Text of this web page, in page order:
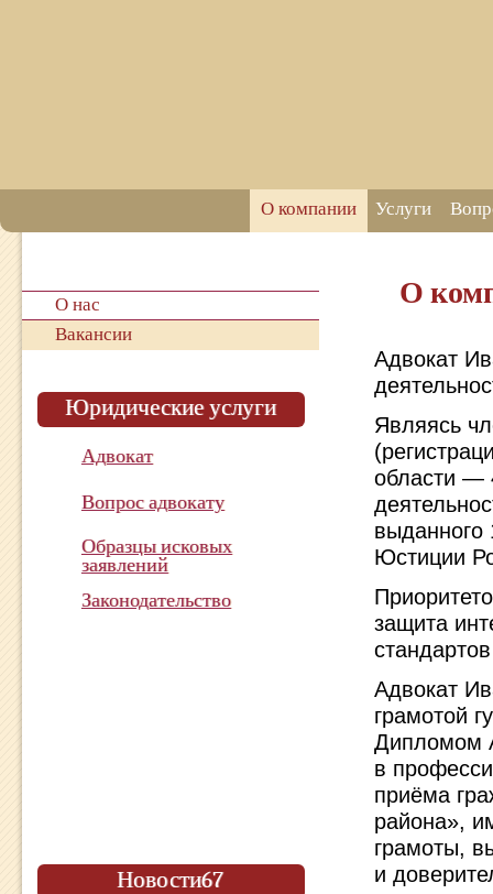
О компании Услуги
О нас
Вакансии
Юридические услуги
Адвокат
Вопрос адвокату
Образцы исковых
заявлений
Законодательство
Новости67
О
Адвокат
Являясь
области —
выданного
Юстиции
защита
Адвокат
грамотой
Дипломом
в
приёма
района»,
грамоты,
и